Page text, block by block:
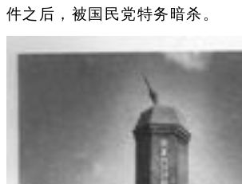
件之后，被国民党特务暗杀。